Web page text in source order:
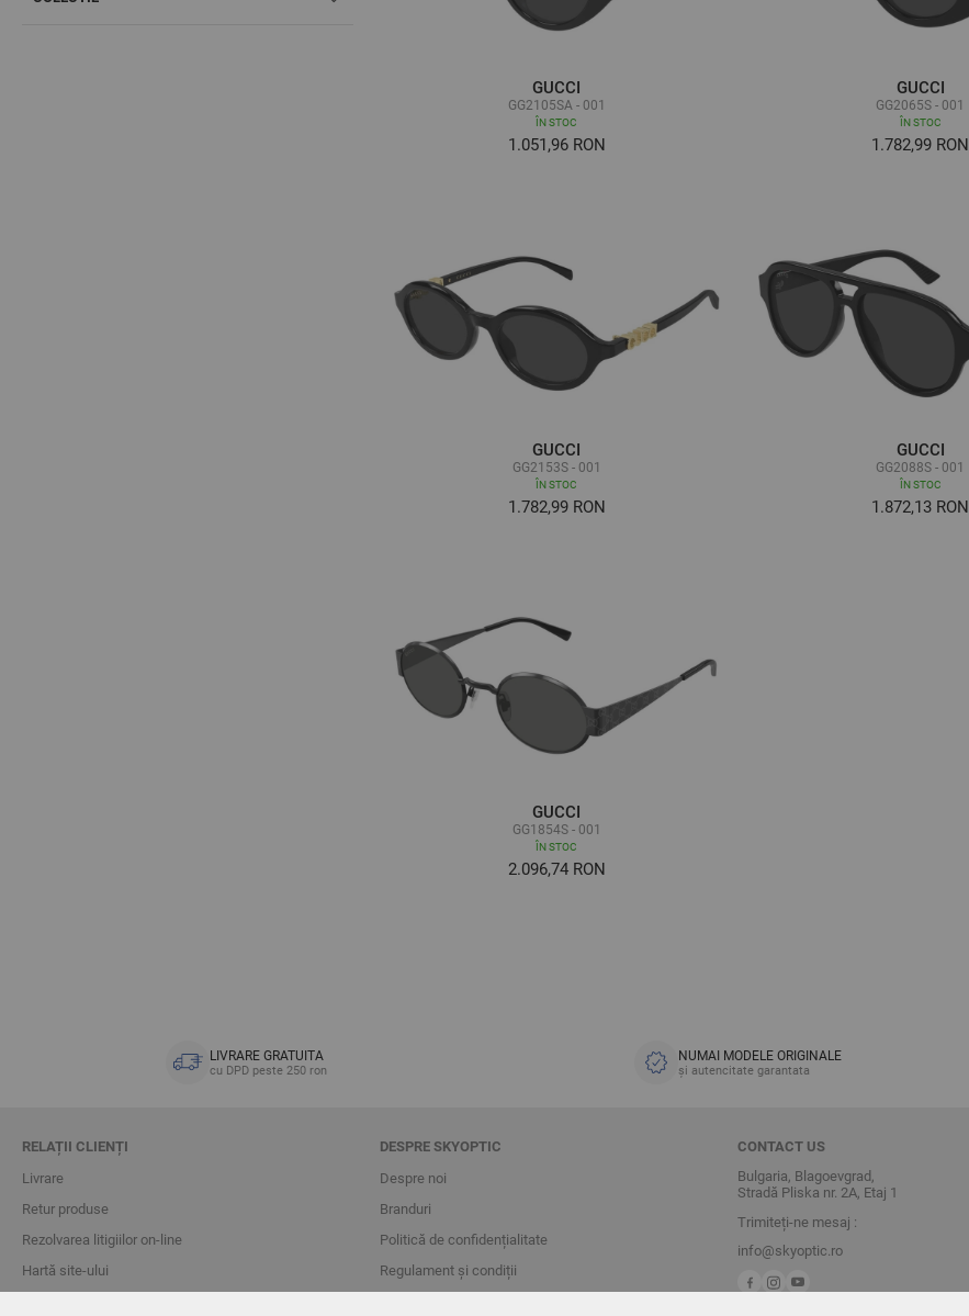
GUCCI
GG2105SA - 001
ÎN STOC
1.051,96 RON
GUCCI
GG2065S - 001
ÎN STOC
1.782,99 RON
GUCCI
GG2153S - 001
ÎN STOC
1.782,99 RON
GUCCI
GG2088S - 001
ÎN STOC
1.872,13 RON
GUCCI
GG1854S - 001
ÎN STOC
2.096,74 RON
LIVRARE GRATUITA
cu DPD peste 250 ron
NUMAI MODELE ORIGINALE
și autencitate garantata
RELAȚII CLIENȚI
Livrare
Retur produse
Rezolvarea litigiilor on-line
Hartă site-ului
DESPRE SKYOPTIC
Despre noi
Branduri
Politică de confidențialitate
Regulament și condiții
CONTACT US
Bulgaria, Blagoevgrad,
Stradă Pliska nr. 2A, Etaj 1
Trimiteți-ne mesaj :
info@skyoptic.ro